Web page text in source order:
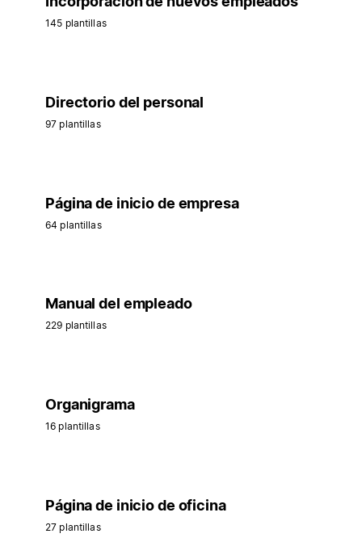
145 plantillas
Directorio del personal
97 plantillas
Página de inicio de empresa
64 plantillas
Manual del empleado
229 plantillas
Organigrama
16 plantillas
Página de inicio de oficina
27 plantillas